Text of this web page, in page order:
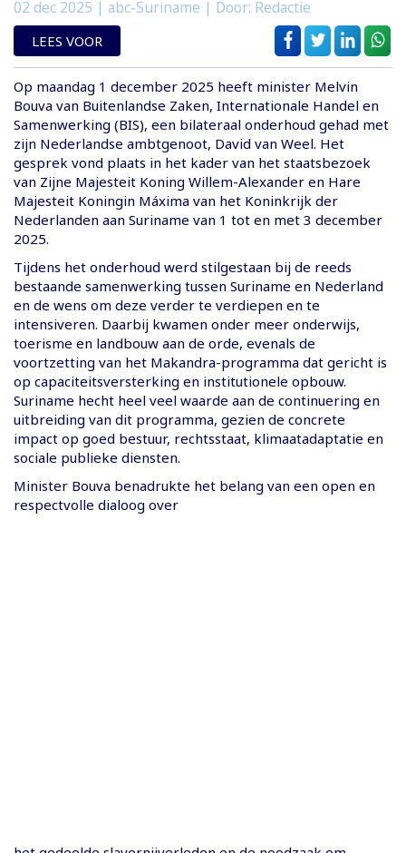
02 dec 2025 | abc-Suriname | Door: Redactie
LEES VOOR
Op maandag 1 december 2025 heeft minister Melvin
Bouva van Buitenlandse Zaken, Internationale Handel en
Samenwerking (BIS), een bilateraal onderhoud gehad met
zijn Nederlandse ambtgenoot, David van Weel. Het
gesprek vond plaats in het kader van het staatsbezoek
van Zijne Majesteit Koning Willem-Alexander en Hare
Majesteit Koningin Máxima van het Koninkrijk der
Nederlanden aan Suriname van 1 tot en met 3 december
2025.
Tijdens het onderhoud werd stilgestaan bij de reeds
bestaande samenwerking tussen Suriname en Nederland
en de wens om deze verder te verdiepen en te
intensiveren. Daarbij kwamen onder meer onderwijs,
toerisme en landbouw aan de orde, evenals de
voortzetting van het Makandra-programma dat gericht is
op capaciteitsversterking en institutionele opbouw.
Suriname hecht heel veel waarde aan de continuering en
uitbreiding van dit programma, gezien de concrete
impact op goed bestuur, rechtsstaat, klimaatadaptatie en
sociale publieke diensten.
Minister Bouva benadrukte het belang van een open en
respectvolle dialoog over